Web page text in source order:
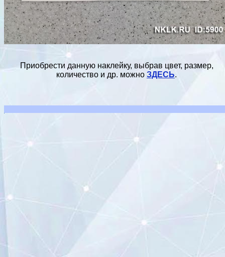
Приобрести данную наклейку, выбрав цвет, размер,
количество и др. можно ЗДЕСЬ.